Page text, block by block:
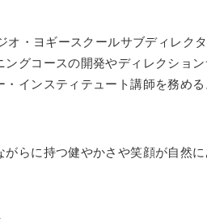
オ・ヨギースクールサブディレクタ
ングコースの開発やディレクショ
・インスティテュート講師を務める
がらに持つ健やかさや笑顔が自然